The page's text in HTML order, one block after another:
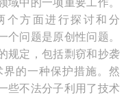
域中的一项重要工作。
个方面进行探讨和分
问题是原创性问题。
规定，包括剽窃和抄袭
的一种保护措施。然
些不法分子利用了技术